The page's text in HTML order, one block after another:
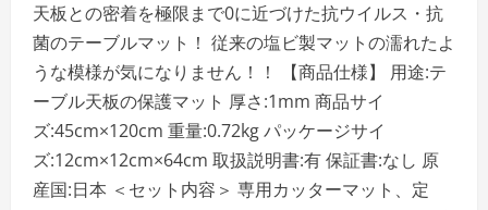
汚
れ
か
ら
保
護】
1mm
45cm×90cm
ACH63507
の
詳
細
天板との密着を極限まで0に近づけた抗ウイルス・抗
菌のテーブルマット！ 従来の塩ビ製マットの濡れたよ
うな模様が気になりません！！ 【商品仕様】 用途:テ
ーブル天板の保護マット 厚さ:1mm 商品サイ
ズ:45cm×120cm 重量:0.72kg パッケージサイ
ズ:12cm×12cm×64cm 取扱説明書:有 保証書:なし 原
産国:日本 ＜セット内容＞ 専用カッターマット、定